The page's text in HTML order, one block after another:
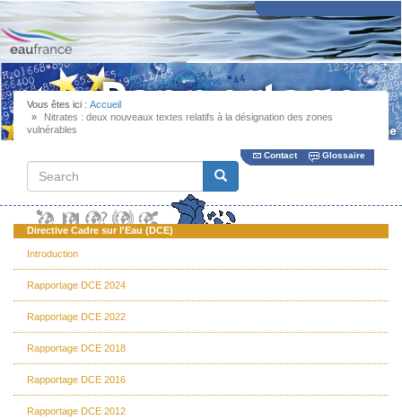
Aller
au
contenu
principal
Contact Glossaire
Vous êtes ici : Accueil
Nitrates : deux nouveaux textes relatifs à la désignation des zones
vulnérables
Search
Search
Directive Cadre sur l'Eau (DCE)
Introduction
Rapportage DCE 2024
Rapportage DCE 2022
Rapportage DCE 2018
Rapportage DCE 2016
Rapportage DCE 2012